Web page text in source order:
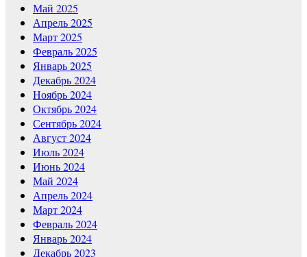
Май 2025
Апрель 2025
Март 2025
Февраль 2025
Январь 2025
Декабрь 2024
Ноябрь 2024
Октябрь 2024
Сентябрь 2024
Август 2024
Июль 2024
Июнь 2024
Май 2024
Апрель 2024
Март 2024
Февраль 2024
Январь 2024
Декабрь 2023